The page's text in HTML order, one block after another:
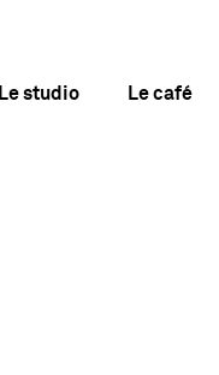
Le studio Le café